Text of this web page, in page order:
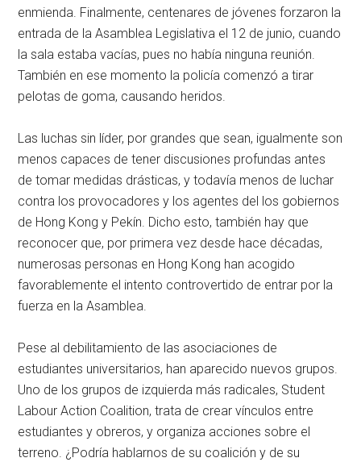
enmienda. Finalmente, centenares de jóvenes forzaron la
entrada de la Asamblea Legislativa el 12 de junio, cuando
la sala estaba vacías, pues no había ninguna reunión.
También en ese momento la policía comenzó a tirar
pelotas de goma, causando heridos.
Las luchas sin líder, por grandes que sean, igualmente son
menos capaces de tener discusiones profundas antes
de tomar medidas drásticas, y todavía menos de luchar
contra los provocadores y los agentes del los gobiernos
de Hong Kong y Pekín. Dicho esto, también hay que
reconocer que, por primera vez desde hace décadas,
numerosas personas en Hong Kong han acogido
favorablemente el intento controvertido de entrar por la
fuerza en la Asamblea.
Pese al debilitamiento de las asociaciones de
estudiantes universitarios, han aparecido nuevos grupos.
Uno de los grupos de izquierda más radicales, Student
Labour Action Coalition, trata de crear vínculos entre
estudiantes y obreros, y organiza acciones sobre el
terreno. ¿Podría hablarnos de su coalición y de su